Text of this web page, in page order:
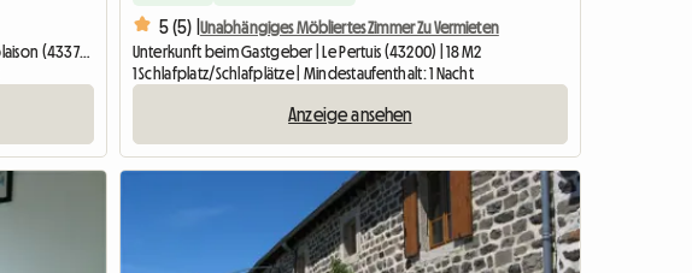
Unterkunft beim Gastgeber | Saint-Christophe-sur-Dolaison (43370) | 70 M2
5 (5) | Unabhängiges Möbliertes Zimmer Zu Vermieten
Unterkunft beim Gastgeber | Le Pertuis (43200) | 18 M2
1 Schlafplatz/Schlafplätze | Mindestaufenthalt: 1 Nacht
Anzeige ansehen